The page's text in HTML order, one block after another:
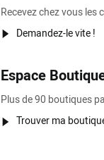
Recevez chez vous les
Demandez-le vite !
Espace
Plus de 90 boutiques
Trouver ma